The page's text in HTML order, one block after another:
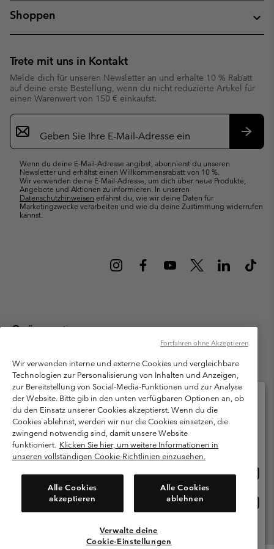
Shoppen
Trete mit uns in Kontakt
Melde dich für unseren Newsletter an und erhalte 10 % Rabatt
auf deine erste Bestellung, wenn du nicht reduzierte Artikel für
einen Warenwert von 150 € einkaufst.
Newsletter-
Anmeldung
Wenn du deine E-Mail-Adresse angibst, abonnierst du unseren
Newsletter und erhältst einen Willkommensrabatt von 10 %.
Wir verwenden deine E-Mail-Adresse, um dich über neue Produkte,
Angebote und Aktionen zu informieren. In unseren
Datenschutzhinweisen erfährst du, wie wir deine Daten für
Marketingzwecke verarbeiten und wie du deine Zustimmung widerrufen
kannst.
Österreich
Columbia Sportswear Austria GmbH. Moosfeldstraße 1, 5101
Bergheim, Salzburg Österreich. Alle Rechte vorbehalten.
Nutzungsbedingungen
Allgemeine Verkaufsbedingungen
Garantie
Datenschutzerklärung
Bestimmungen und Bedingungen des Mitglieder Programms
Nutzungsbedingungen Für Nutzergenerierte Inhalte
Cookies
Kundenservice: Mo- Fr. 9:00 - 13:00 & 14:00- 18:00 Uhr
(+)43720880525
Wir verwenden interne und externe Cookies und vergleichbare
Technologien zur Personalisierung von Inhalten und Anzeigen,
zur Bereitstellung von Social-Media-Funktionen und zur Analyse
der Website. Bitte gib in den unten verfügbaren Optionen an, ob
du den Einsatz unserer Cookies akzeptierst. Wenn du die
Cookies ablehnst, werden wir nur die Cookies einsetzen, die
zwingend notwendig sind, damit unsere Website
funktioniert. Klicken Sie hier, um weitere Informationen in
unseren vollständigen Cookie-Richtlinien einzusehen.
Alle Cookies
akzeptieren
Alle Cookies
ablehnen
Verwalte deine
Cookie-Einstellungen
Fortfahren ohne Akzeptieren
Bitte wählen Sie Ihr Lieferland und Ihre Sprache
Online-Einkauf verfügbar
Österreich
Alle Länder Anzeigen